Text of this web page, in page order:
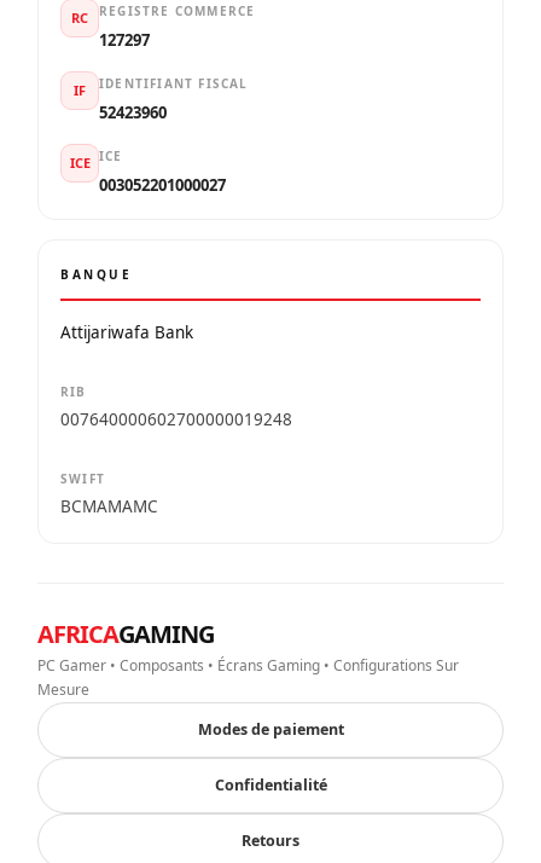
RC REGISTRE COMMERCE
127297
IF IDENTIFIANT FISCAL
52423960
ICE ICE
003052201000027
BANQUE
Attijariwafa Bank
RIB
007640000602700000019248
SWIFT
BCMAMAMC
AFRICAGAMING
PC Gamer • Composants • Écrans Gaming • Configurations Sur
Mesure
Modes de paiement
Confidentialité
Retours